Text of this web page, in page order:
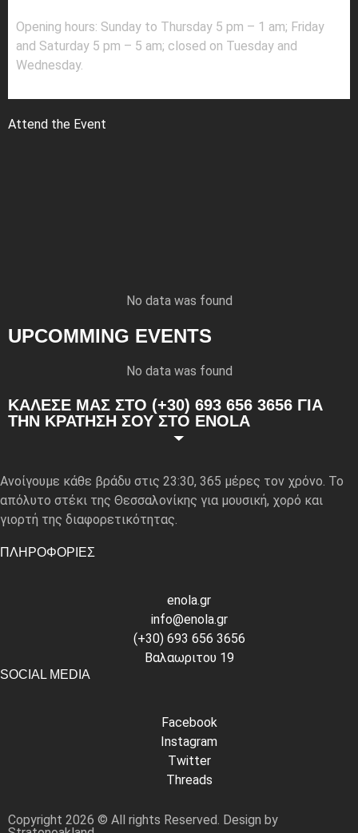
Opening hours: Sunday to Thursday 5 pm – 1 am; Friday
and Saturday 5 pm – 5 am; closed on Tuesday and
Wednesday.
Attend the Event
No data was found
UPCOMMING EVENTS
No data was found
ΚΑΛΕΣΕ ΜΑΣ ΣΤΟ (+30) 693 656 3656 ΓΙΑ
ΤΗΝ ΚΡΑΤΗΣΗ ΣΟΥ ΣΤΟ ENOLA
Ανοίγουμε κάθε βράδυ στις 23:30, 365 μέρες τον χρόνο. Το
απόλυτο στέκι της Θεσσαλονίκης για μουσική, χορό και
γιορτή της διαφορετικότητας.
ΠΛΗΡΟΦΟΡΙΕΣ
enola.gr
info@enola.gr
(+30) 693 656 3656
Βαλαωριτου 19
SOCIAL MEDIA
Facebook
Instagram
Twitter
Threads
Copyright 2026 © All rights Reserved. Design by